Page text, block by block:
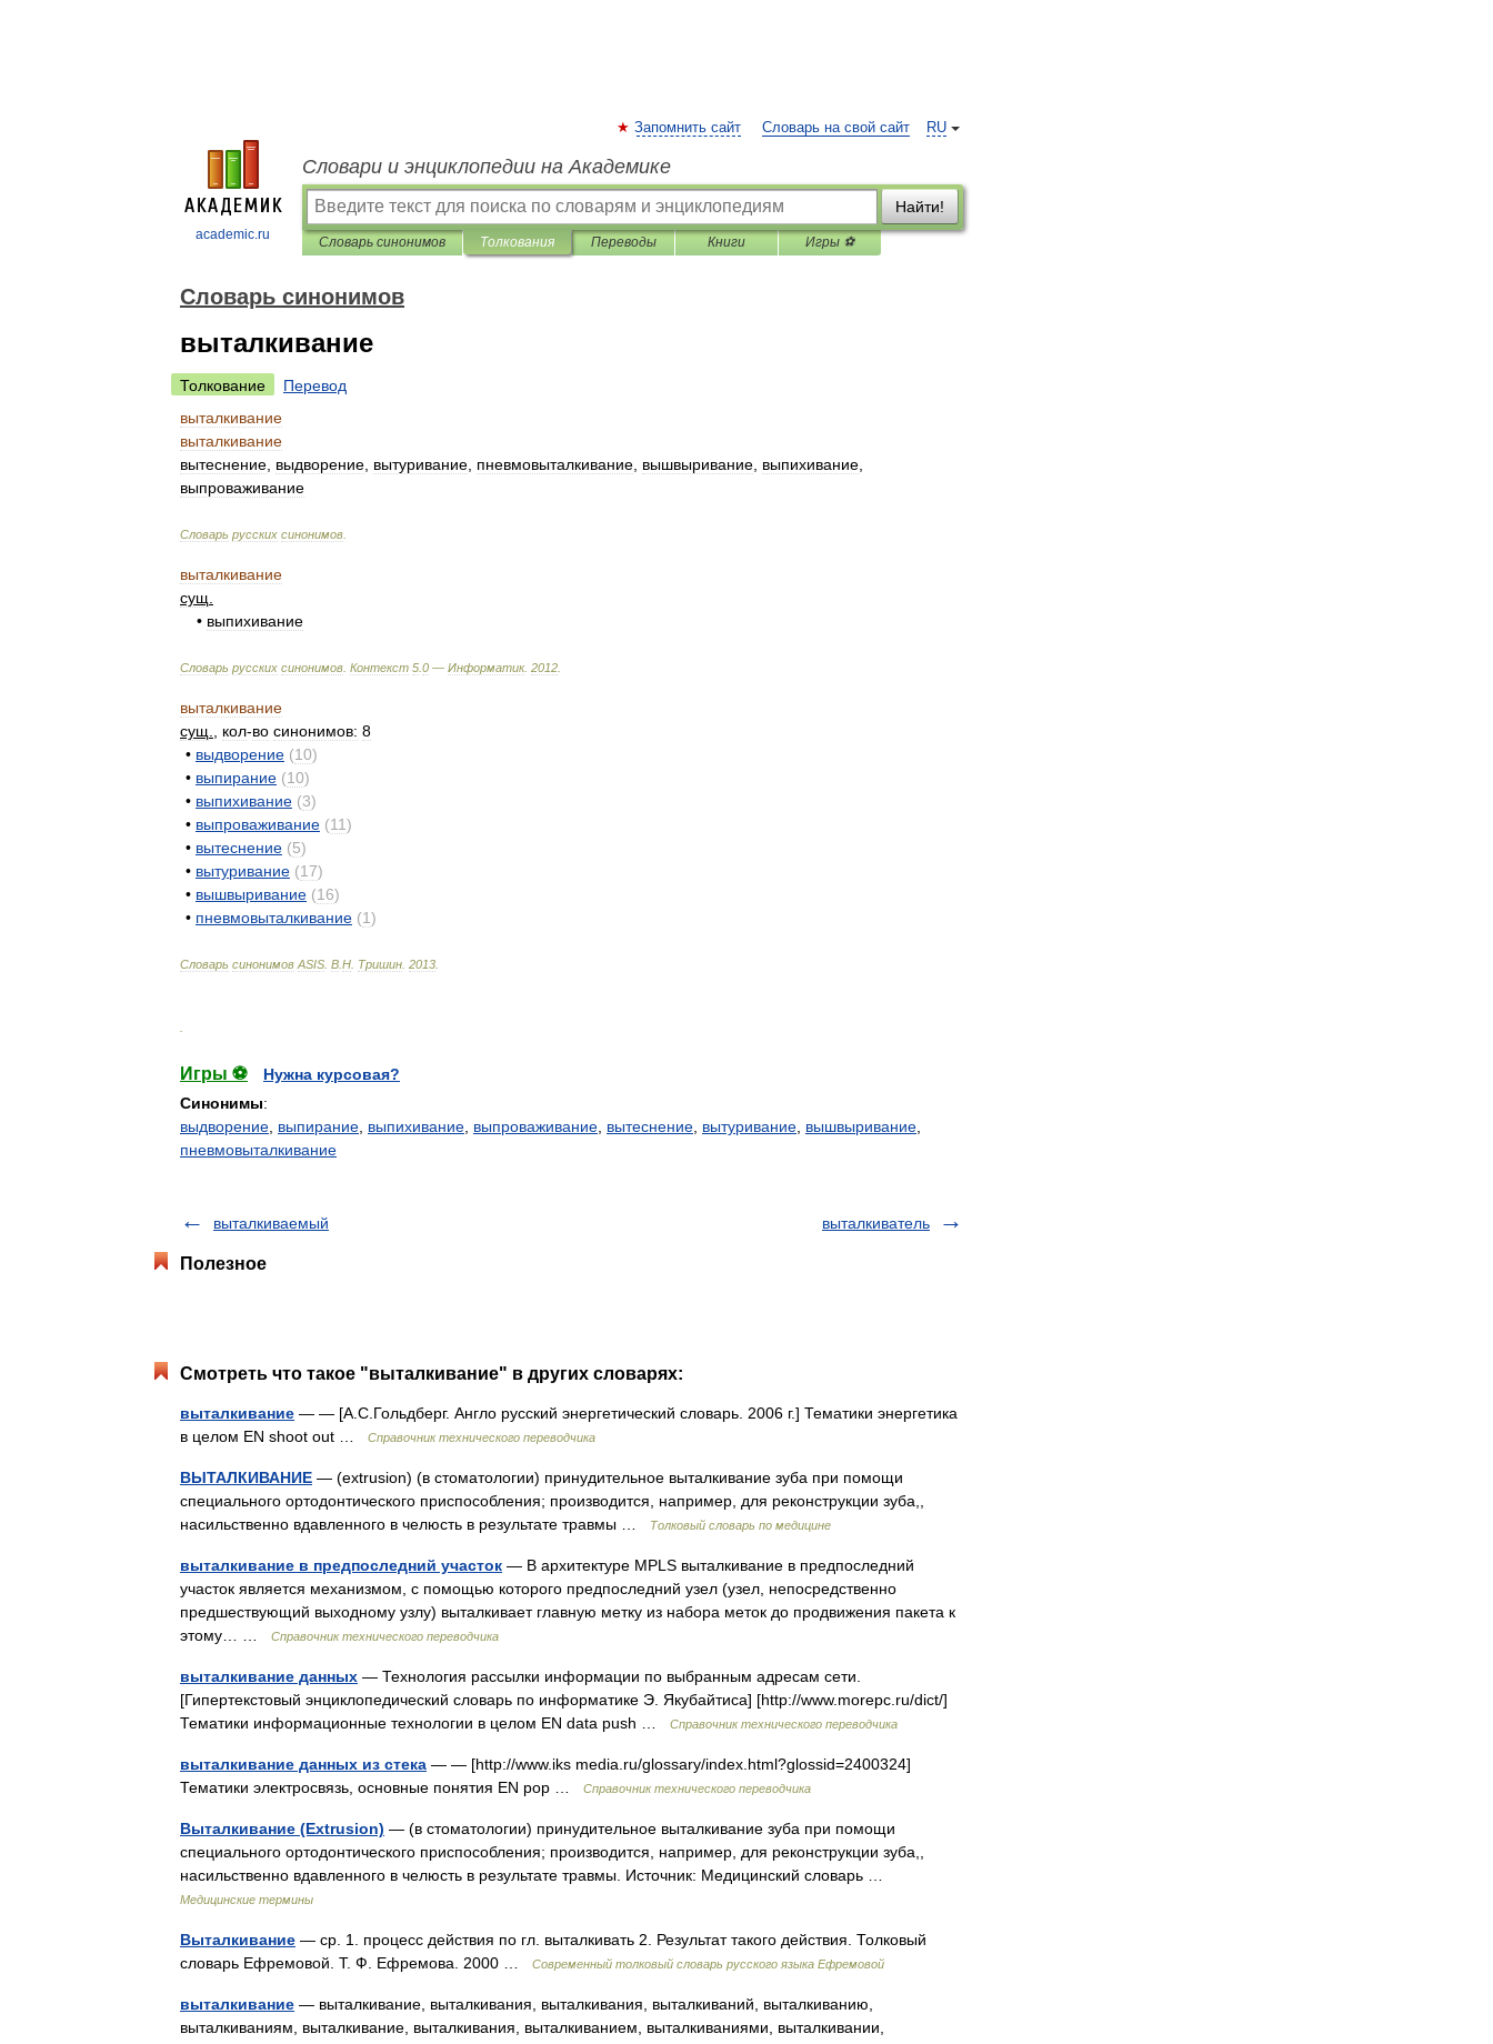
academic.ru
RU
Запомнить сайт Словарь на свой сайт
Словари и энциклопедии на Академике
Найти!
Словарь синонимов Толкования Переводы Книги Игры ⚽
Словарь синонимов
выталкивание
Толкование
Перевод
выталкивание
выталкивание
вытеснение выдворение вытуривание пневмовыталкивание вышвыривание выпихивание
выпроваживание
Словарь русских синонимов
выталкивание
сущ
• выпихивание
Словарь русских синонимов Контекст 5 0 — Информатик. 2012
выталкивание
сущ
кол-во синонимов: 8
• выдворение (10)
• выпирание (10)
• выпихивание (3)
• выпроваживание (11)
• вытеснение (5)
• вытуривание (17)
• вышвыривание (16)
• пневмовыталкивание (1)
Словарь синонимов ASIS В Н Тришин 2013
Игры ⚽
Нужна курсовая?
Синонимы:
выдворение выпирание выпихивание выпроваживание вытеснение вытуривание вышвыривание
пневмовыталкивание
выталкиваемый выталкиватель
Полезное
Смотреть что такое "выталкивание" в других словарях:
выталкивание — — [А.С.Гольдберг. Англо русский энергетический словарь. 2006 г.] Тематики энергетика
в целом EN shoot out …
Справочник технического переводчика
ВЫТАЛКИВАНИЕ — (extrusion) (в стоматологии) принудительное выталкивание зуба при помощи
специального ортодонтического приспособления; производится, например, для реконструкции зуба,,
насильственно вдавленного в челюсть в результате травмы …
Толковый словарь по медицине
выталкивание в предпоследний участок — В архитектуре MPLS выталкивание в предпоследний
участок является механизмом, с помощью которого предпоследний узел (узел, непосредственно
предшествующий выходному узлу) выталкивает главную метку из набора меток до продвижения пакета к
этому… …
Справочник технического переводчика
выталкивание данных — Технология рассылки информации по выбранным адресам сети.
[Гипертекстовый энциклопедический словарь по информатике Э. Якубайтиса] [http://www.morepc.ru/dict/]
Тематики информационные технологии в целом EN data push …
Справочник технического переводчика
выталкивание данных из стека — — [http://www.iks media.ru/glossary/index.html?glossid=2400324]
Тематики электросвязь, основные понятия EN pop …
Справочник технического переводчика
Выталкивание (Extrusion) — (в стоматологии) принудительное выталкивание зуба при помощи
специального ортодонтического приспособления; производится, например, для реконструкции зуба,,
насильственно вдавленного в челюсть в результате травмы. Источник: Медицинский словарь …
Медицинские термины
Выталкивание — ср. 1. процесс действия по гл. выталкивать 2. Результат такого действия. Толковый
словарь Ефремовой. Т. Ф. Ефремова. 2000 …
Современный толковый словарь русского языка Ефремовой
выталкивание — выталкивание, выталкивания, выталкивания, выталкиваний, выталкиванию,
выталкиваниям, выталкивание, выталкивания, выталкиванием, выталкиваниями, выталкивании,